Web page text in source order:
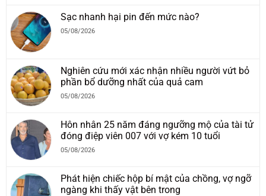
Sạc nhanh hại pin đến mức nào?
05/08/2026
Nghiên cứu mới xác nhận nhiều người vứt bỏ
phần bổ dưỡng nhất của quả cam
05/08/2026
Hôn nhân 25 năm đáng ngưỡng mộ của tài tử
đóng điệp viên 007 với vợ kém 10 tuổi
05/08/2026
Phát hiện chiếc hộp bí mật của chồng, vợ ngỡ
ngàng khi thấy vật bên trong